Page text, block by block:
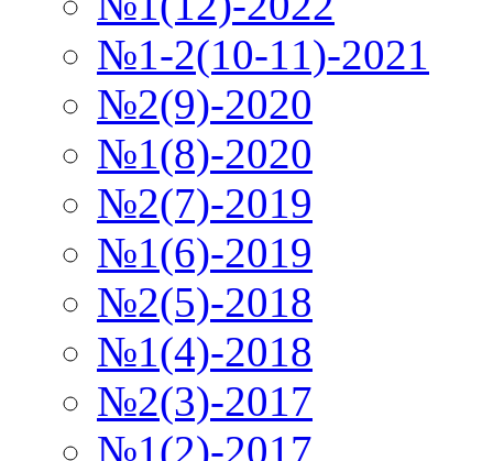
№1-2(10-11)-2021
№2(9)-2020
№1(8)-2020
№2(7)-2019
№1(6)-2019
№2(5)-2018
№1(4)-2018
№2(3)-2017
№1(2)-2017